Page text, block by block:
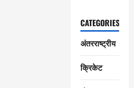
CATEGORIES
अंतरराष्ट्रीय
क्रिकेट